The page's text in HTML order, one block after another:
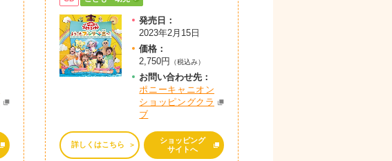
発売日：
2023年2月15日
価格：
2,750円
（税込み）
お問い合わせ先：
ポニーキャニオン
ショッピングクラ
ブ
詳しくはこちら
ショッピング
サイトへ